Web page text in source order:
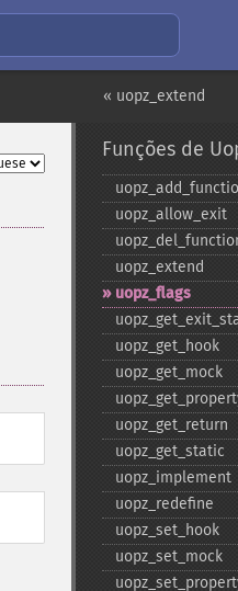
« uopz_extend
Funções de
uopz_​allow_​exit
uopz_​extend
uopz_​flags
uopz_​get_​hook
uopz_​get_​mock
uopz_​get_​return
uopz_​get_​static
uopz_​implement
uopz_​redefine
uopz_​set_​hook
uopz_​set_​mock